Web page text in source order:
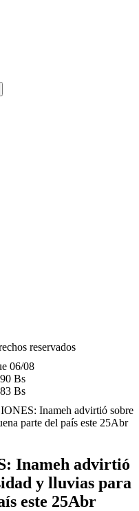
reservados
06/08
Bs
Bs
Inameh advirtió sobre
parte del país este 25Abr
Inameh advirtió
y lluvias para
este 25Abr